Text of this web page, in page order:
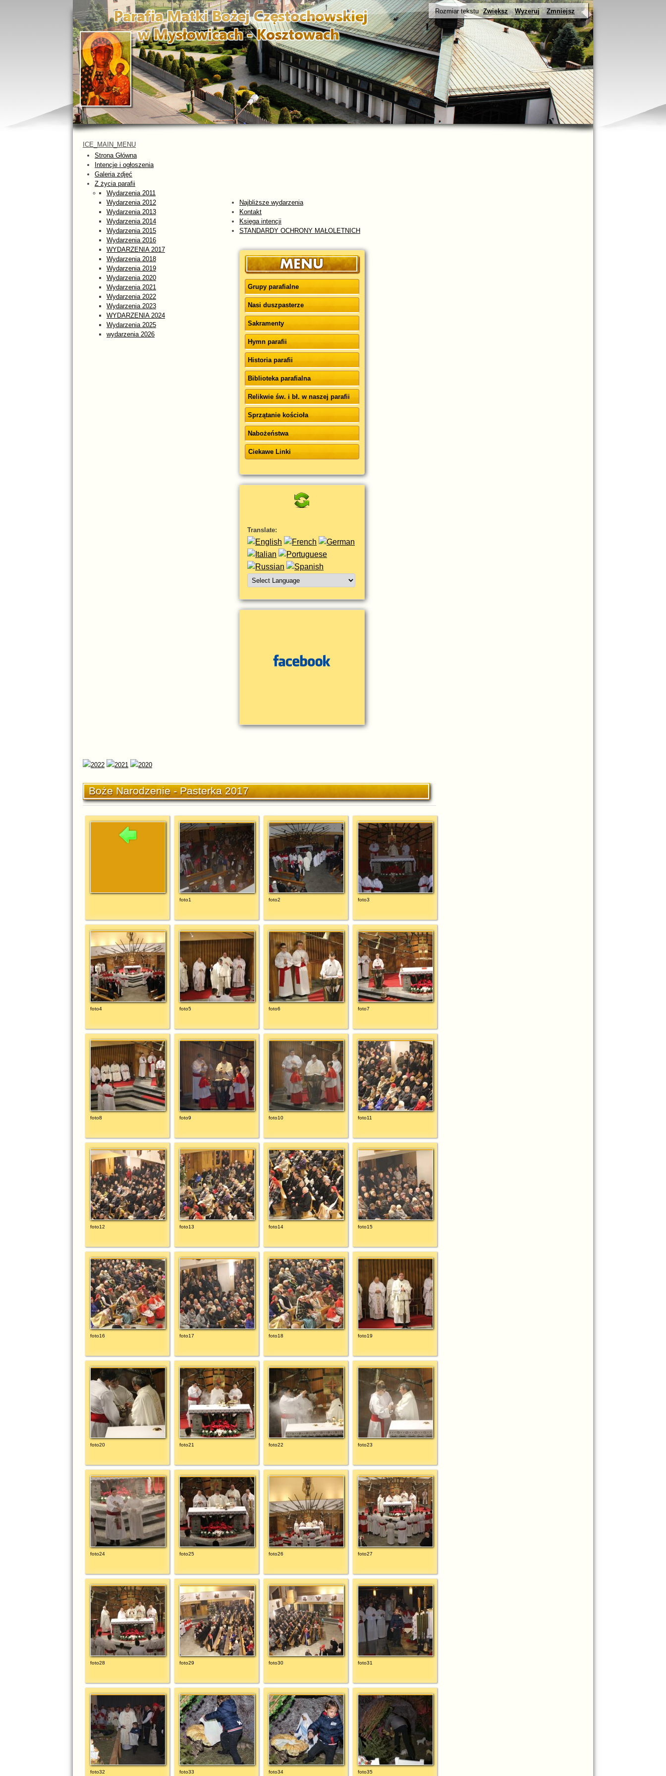
Rozmiar tekstu Zwiększ Wyzeruj Zmniejsz
ICE_MAIN_MENU
Strona Główna
Intencje i ogłoszenia
Galeria zdjęć
Z życia parafii
Wydarzenia 2011
Wydarzenia 2012
Wydarzenia 2013
Wydarzenia 2014
Wydarzenia 2015
Wydarzenia 2016
WYDARZENIA 2017
Wydarzenia 2018
Wydarzenia 2019
Wydarzenia 2020
Wydarzenia 2021
Wydarzenia 2022
Wydarzenia 2023
WYDARZENIA 2024
Wydarzenia 2025
wydarzenia 2026
Najbliższe wydarzenia
Kontakt
Księga intencji
STANDARDY OCHRONY MAŁOLETNICH
Grupy parafialne
Nasi duszpasterze
Sakramenty
Hymn parafii
Historia parafii
Biblioteka parafialna
Relikwie św. i bł. w naszej parafii
Sprzątanie kościoła
Nabożeństwa
Ciekawe Linki
Translate:
Boże Narodzenie - Pasterka 2017
foto1 foto2 foto3
foto4 foto5 foto6 foto7
foto8 foto9 foto10 foto11
foto12 foto13 foto14 foto15
foto16 foto17 foto18 foto19
foto20 foto21 foto22 foto23
foto24 foto25 foto26 foto27
foto28 foto29 foto30 foto31
foto32 foto33 foto34 foto35